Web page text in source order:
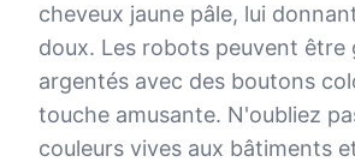
cheveux jaune pâle, lui
doux. Les robots peuvent être
argentés avec des boutons
touche amusante. N'oubliez
couleurs vives aux bâtiments